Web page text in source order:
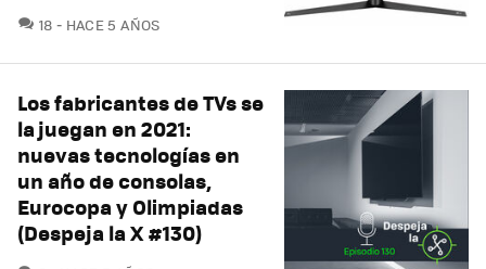
18 COMENTARIOS
HACE 5 AÑOS
Los fabricantes de TVs se
la juegan en 2021:
nuevas tecnologías en
un año de consolas,
Eurocopa y Olimpiadas
(Despeja la X #130)